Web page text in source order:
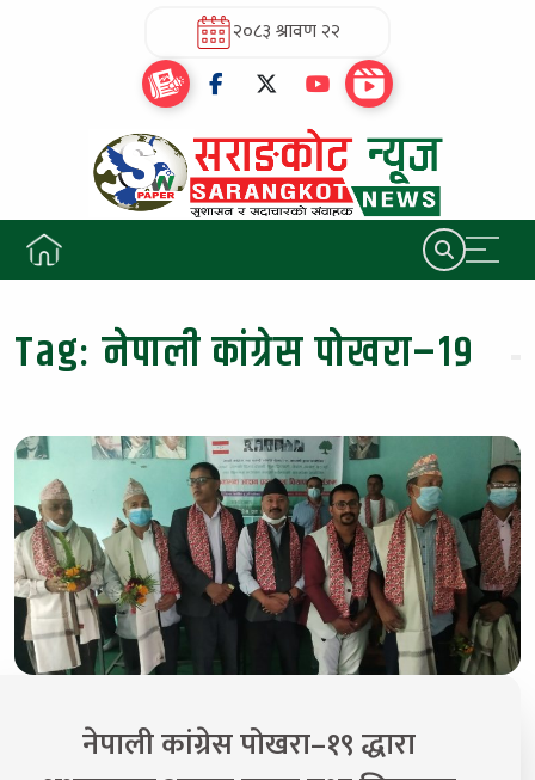
२०८३ श्रावण २२
Tag:नेपाली कांग्रेस पोखरा–१९
नेपाली कांग्रेस पोखरा–१९ द्धारा